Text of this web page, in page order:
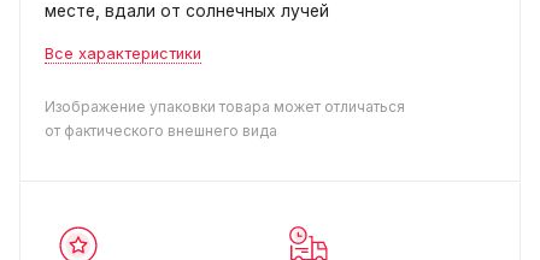
месте, вдали от солнечных лучей
Все характеристики
Изображение упаковки товара может отличаться
от фактического внешнего вида